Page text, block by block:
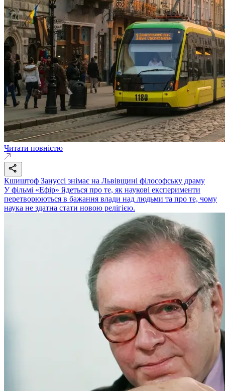
Читати повністю
Кшиштоф Зануссі знімає на Львівщині філософську драму
У фільмі «Ефір» йдеться про те, як наукові експерименти
перетворюються в бажання влади над людьми та про те, чому
наука не здатна стати новою релігією.